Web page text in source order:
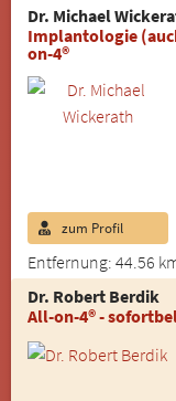
Dr. Michael
Implantologie
on-4®
Entfernung: 44.56
zum Profil
Dr. Robert Berdik
All-on-4® -